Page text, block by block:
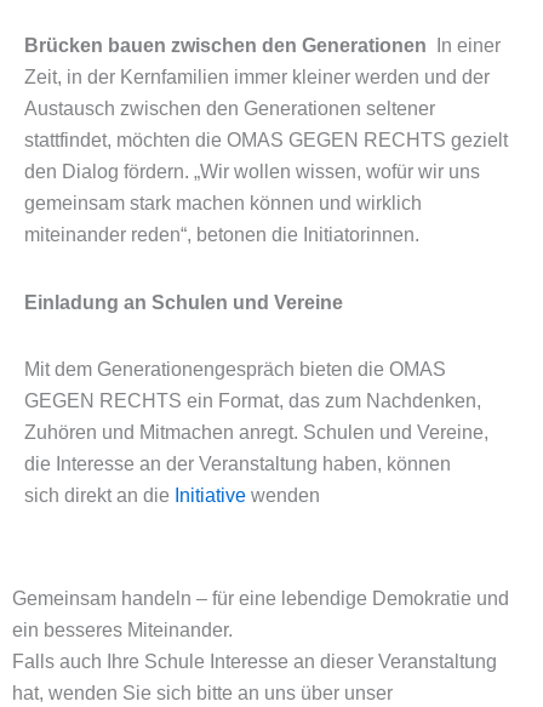
Brücken bauen zwischen den Generationen
In einer
Zeit, in der Kernfamilien immer kleiner werden und der
Austausch zwischen den Generationen seltener
stattfindet, möchten die OMAS GEGEN RECHTS gezielt
den Dialog fördern. „Wir wollen wissen, wofür wir uns
gemeinsam stark machen können und wirklich
miteinander reden“, betonen die Initiatorinnen.
Einladung an Schulen und Vereine
Mit dem Generationengespräch bieten die OMAS
GEGEN RECHTS ein Format, das zum Nachdenken,
Zuhören und Mitmachen anregt. Schulen und Vereine,
die Interesse an der Veranstaltung haben, können
sich direkt an die Initiative wenden
Gemeinsam handeln – für eine lebendige Demokratie und
ein besseres Miteinander.
Falls auch Ihre Schule Interesse an dieser Veranstaltung
hat, wenden Sie sich bitte an uns über unser